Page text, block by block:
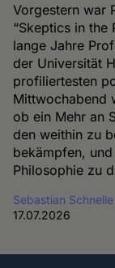
Vorgestern war
“Skeptics in the
lange Jahre
der Universität
profiliertesten
Mittwochabend
ob ein Mehr an
den weithin zu
bekämpfen,
Philosophie zu
Sebastian Schnelle
17.07.2026